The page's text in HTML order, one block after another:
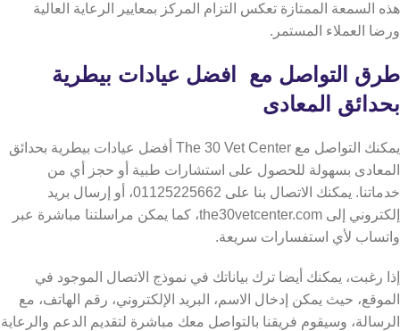
هذه السمعة الممتازة تعكس التزام المركز بمعايير الرعاية العالية
ورضا العملاء المستمر.
طرق التواصل مع افضل عيادات بيطرية
بحدائق المعادى
يمكنك التواصل مع The 30 Vet Center أفضل عيادات بيطرية بحدائق
المعادى بسهولة للحصول على استشارات طبية أو حجز أي من
خدماتنا. يمكنك الاتصال بنا على 01125225662، أو إرسال بريد
إلكتروني إلى the30vetcenter.com، كما يمكن مراسلتنا مباشرة عبر
واتساب لأي استفسارات سريعة.
إذا رغبت، يمكنك أيضا ترك بياناتك في نموذج الاتصال الموجود في
الموقع، حيث يمكن إدخال الاسم، البريد الإلكتروني، رقم الهاتف، مع
الرسالة، وسيقوم فريقنا بالتواصل معك مباشرة لتقديم الدعم والرعاية